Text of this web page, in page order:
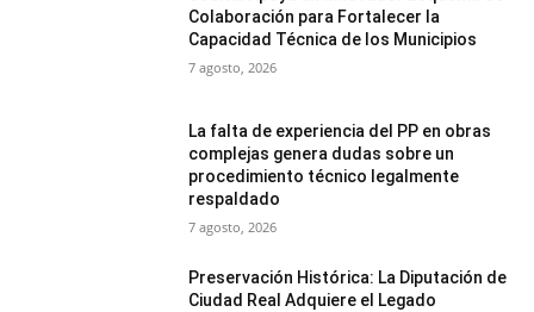
Colaboración para Fortalecer la
Capacidad Técnica de los Municipios
7 agosto, 2026
La falta de experiencia del PP en obras
complejas genera dudas sobre un
procedimiento técnico legalmente
respaldado
7 agosto, 2026
Preservación Histórica: La Diputación de
Ciudad Real Adquiere el Legado